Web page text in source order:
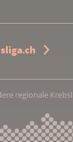
regionale